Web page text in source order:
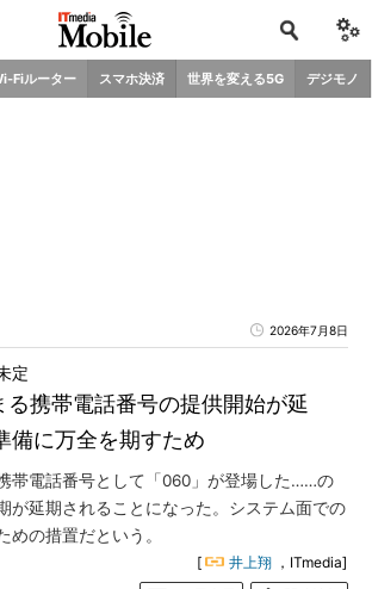
Fiルーター スマホ決済 世界を変える5G デジモノ
2026年7月8日
る携帯電話番号の提供開始が延
に万全を期すため
定
帯電話番号として「060」が登場した……の
が延期されることになった。システム面での
めの措置だという。
[ 井上翔 ，ITmedia]